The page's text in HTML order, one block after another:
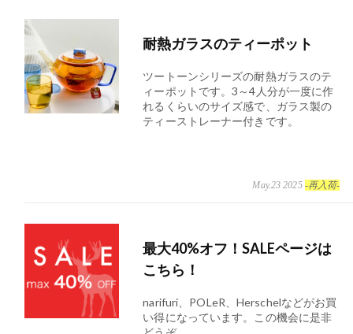
耐熱ガラスのティーポット
ツートーンシリーズの耐熱ガラスのテ
ィーポットです。3～4人分が一度に作
れるくらいのサイズ感で、ガラス製の
ティーストレーナー付きです。
May.23 2025 -再入荷-
最大40%オフ！SALEページは
こちら！
narifuri、POLeR、Herschelなどがお買
い得になっています。この機会に是非